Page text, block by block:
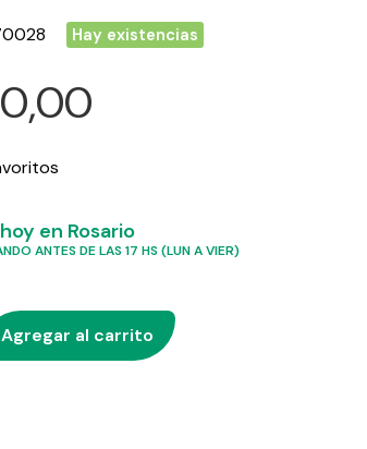
Hay existencias
en Rosario
ANTES DE LAS 17 HS (LUN A VIER)
Agregar al carrito